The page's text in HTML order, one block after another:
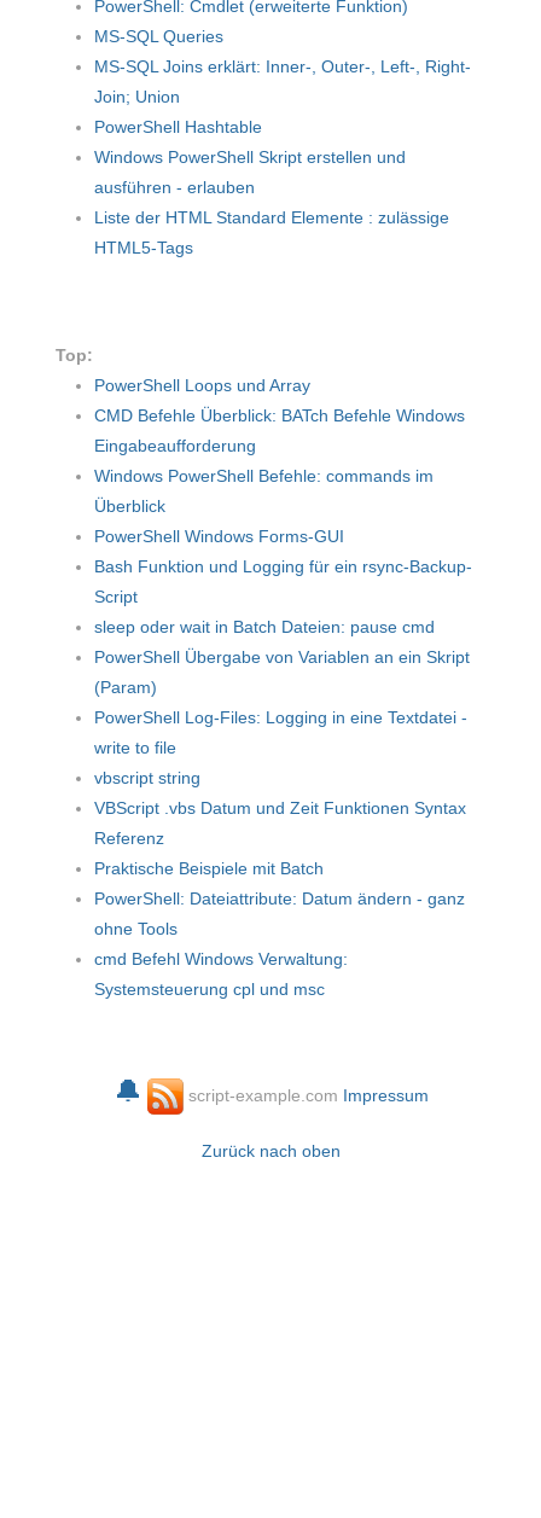
PowerShell: Cmdlet (erweiterte Funktion)
MS-SQL Queries
MS-SQL Joins erklärt: Inner-, Outer-, Left-, Right-
Join; Union
PowerShell Hashtable
Windows PowerShell Skript erstellen und
ausführen - erlauben
Liste der HTML Standard Elemente : zulässige
HTML5-Tags
Top:
PowerShell Loops und Array
CMD Befehle Überblick: BATch Befehle Windows
Eingabeaufforderung
Windows PowerShell Befehle: commands im
Überblick
PowerShell Windows Forms-GUI
Bash Funktion und Logging für ein rsync-Backup-
Script
sleep oder wait in Batch Dateien: pause cmd
PowerShell Übergabe von Variablen an ein Skript
(Param)
PowerShell Log-Files: Logging in eine Textdatei -
write to file
vbscript string
VBScript .vbs Datum und Zeit Funktionen Syntax
Referenz
Praktische Beispiele mit Batch
PowerShell: Dateiattribute: Datum ändern - ganz
ohne Tools
cmd Befehl Windows Verwaltung:
Systemsteuerung cpl und msc
🔔 script-example.com Impressum
Zurück nach oben